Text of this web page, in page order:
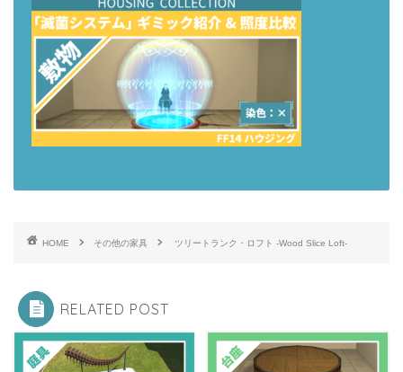
HOME その他の家具 ツリートランク・ロフト -Wood Slice Loft-
RELATED POST